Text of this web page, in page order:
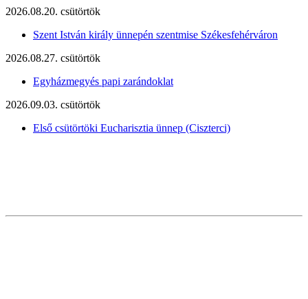
2026.08.20. csütörtök
Szent István király ünnepén szentmise Székesfehérváron
2026.08.27. csütörtök
Egyházmegyés papi zarándoklat
2026.09.03. csütörtök
Első csütörtöki Eucharisztia ünnep (Ciszterci)